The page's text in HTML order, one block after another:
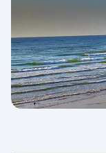
ترین جاها در